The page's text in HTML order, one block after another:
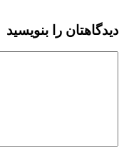
دیدگاهتان را بنویسید